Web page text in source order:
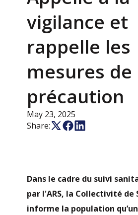
vigilance et
rappelle les
mesures de
précaution
May 23, 2025
Share:
Dans le cadre du suivi
par l'ARS, la Collectivité
informe la population